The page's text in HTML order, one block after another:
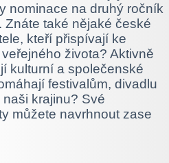
nominace na druhý ročník
Znáte také nějaké české
kteří přispívají ke
veřejného života? Aktivně
kulturní a společenské
festivalům, divadlu
naši krajinu? Své
můžete navrhnout zase